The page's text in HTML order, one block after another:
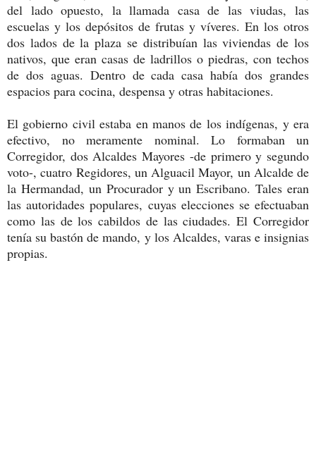
del lado opuesto, la llamada casa de las viudas, las
escuelas y los depósitos de frutas y víveres. En los otros
dos lados de la plaza se distribuían las viviendas de los
nativos, que eran casas de ladrillos o piedras, con techos
de dos aguas. Dentro de cada casa había dos grandes
espacios para cocina, despensa y otras habitaciones.
El gobierno civil estaba en manos de los indígenas, y era
efectivo, no meramente nominal. Lo formaban un
Corregidor, dos Alcaldes Mayores -de primero y segundo
voto-, cuatro Regidores, un Alguacil Mayor, un Alcalde de
la Hermandad, un Procurador y un Escribano. Tales eran
las autoridades populares, cuyas elecciones se efectuaban
como las de los cabildos de las ciudades. El Corregidor
tenía su bastón de mando, y los Alcaldes, varas e insignias
propias.